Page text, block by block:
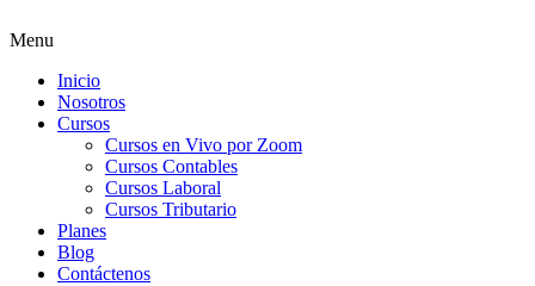
Menu
Inicio
Nosotros
Cursos
Cursos en Vivo por Zoom
Cursos Contables
Cursos Laboral
Cursos Tributario
Planes
Blog
Contáctenos